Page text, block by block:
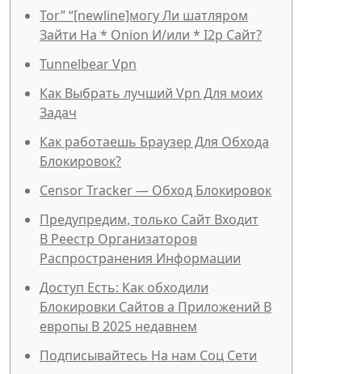
Tor” “[newline]могу Ли шатляром
Зайти На * Onion И/или * I2p Сайт?
Tunnelbear Vpn
Как Выбрать лучший Vpn Для моих
Задач
Как работаешь Браузер Для Обхода
Блокировок?
Censor Tracker — Обход Блокировок
Предупредим, только Сайт Входит
В Реестр Организаторов
Распространения Информации
Доступ Есть: Как обходили
Блокировки Сайтов а Приложений В
европы В 2025 недавнем
Подписывайтесь На нам Соц Сети